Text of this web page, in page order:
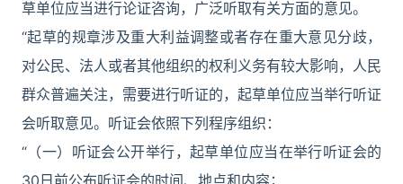
草单位应当进行论证咨询，广泛听取有关方面的意见。
“起草的规章涉及重大利益调整或者存在重大意见分歧，
对公民、法人或者其他组织的权利义务有较大影响，人民
群众普遍关注，需要进行听证的，起草单位应当举行听证
会听取意见。听证会依照下列程序组织：
“（一）听证会公开举行，起草单位应当在举行听证会的
30日前公布听证会的时间、地点和内容；